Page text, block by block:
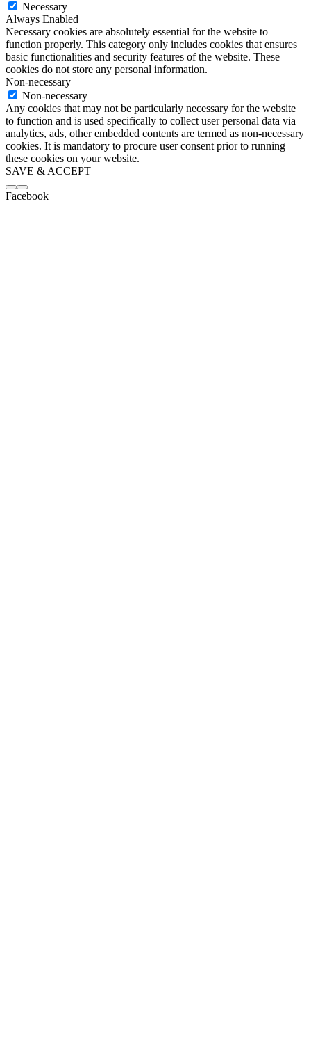
Necessary
Always Enabled
Necessary cookies are absolutely essential for the website to
function properly. This category only includes cookies that ensures
basic functionalities and security features of the website. These
cookies do not store any personal information.
Non-necessary
Non-necessary
Any cookies that may not be particularly necessary for the website
to function and is used specifically to collect user personal data via
analytics, ads, other embedded contents are termed as non-necessary
cookies. It is mandatory to procure user consent prior to running
these cookies on your website.
SAVE & ACCEPT
Facebook